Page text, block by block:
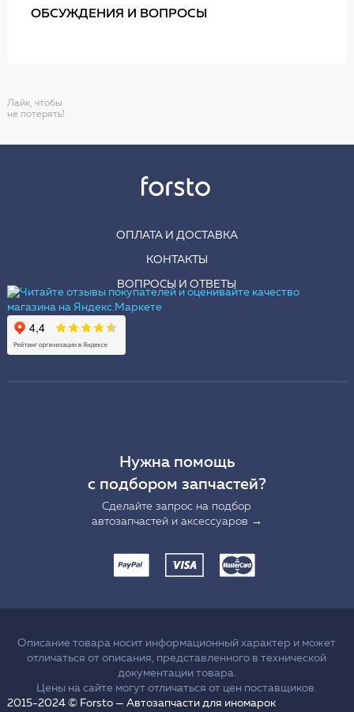
ОБСУЖДЕНИЯ И ВОПРОСЫ
Лайк, чтобы
не потерять!
ОПЛАТА И ДОСТАВКА
КОНТАКТЫ
ВОПРОСЫ И ОТВЕТЫ
Нужна помощь
с подбором запчастей?
Сделайте запрос на подбор
автозапчастей и аксессуаров →
Описание товара носит информационный характер и может
отличаться от описания, представленного в технической
документации товара.
Цены на сайте могут отличаться от цен поставщиков.
2015-2024 © Forsto — Автозапчасти для иномарок